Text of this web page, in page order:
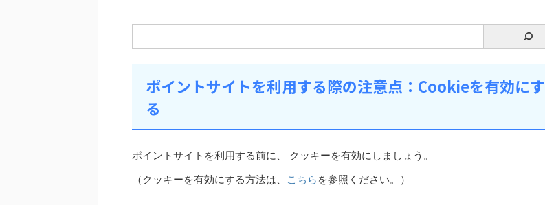
ポイントサイトを利用する際の注意点：Cookieを有効にす
る
ポイントサイトを利用する前に、 クッキーを有効にしましょう。
（クッキーを有効にする方法は、
こちら を参照ください。）